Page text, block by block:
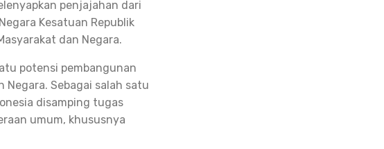
penjajahan dari
Kesatuan Republik
dan Negara.
potensi pembangunan
Sebagai salah satu
disamping tugas
umum, khususnya